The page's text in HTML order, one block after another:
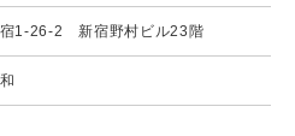
宿1-26-2 新宿野村ビル23階